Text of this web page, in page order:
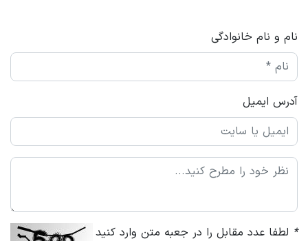
نام و نام خانوادگی
آدرس ایمیل
* لطفا عدد مقابل را در جعبه متن وارد کنید